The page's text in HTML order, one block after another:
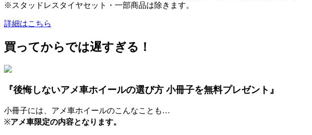
※スタッドレスタイヤセット・一部商品は除きます。
詳細はこちら
買ってからでは遅すぎる！
『後悔しないアメ車ホイールの選び方 小冊子を無料プレゼント』
小冊子には、アメ車ホイールのこんなことも…
※アメ車限定の内容となります。